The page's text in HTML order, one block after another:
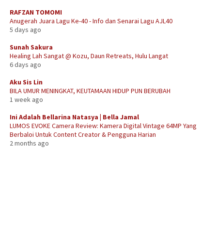
RAFZAN TOMOMI
Anugerah Juara Lagu Ke-40 - Info dan Senarai Lagu AJL40
5 days ago
Sunah Sakura
Healing Lah Sangat @ Kozu, Daun Retreats, Hulu Langat
6 days ago
Aku Sis Lin
BILA UMUR MENINGKAT, KEUTAMAAN HIDUP PUN BERUBAH
1 week ago
Ini Adalah Bellarina Natasya | Bella Jamal
LUMOS EVOKE Camera Review: Kamera Digital Vintage 64MP Yang
Berbaloi Untuk Content Creator & Pengguna Harian
2 months ago